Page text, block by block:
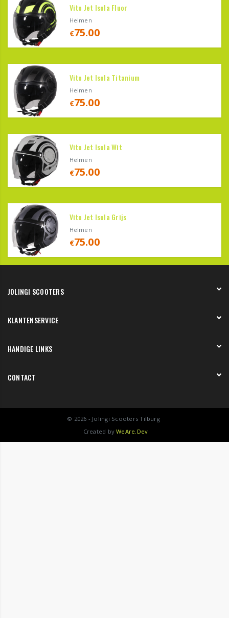
Vito Jet Isola Fluor
Helmen
€75.00
Vito Jet Isola Titanium
Helmen
€75.00
Vito Jet Isola Wit
Helmen
€75.00
Vito Jet Isola Grijs
Helmen
€75.00
JOLINGI SCOOTERS
Onze showroom
KLANTENSERVICE
Verzending en bezorging
Bedenktermijn
HANDIGE LINKS
Werkplaats
CONTACT
5013 CD Tilburg
+31 (0)13 542 7078
info@jolingi-scooters.nl
© 2026 - Jolingi Scooters Tilburg
Created byWeAre.Dev